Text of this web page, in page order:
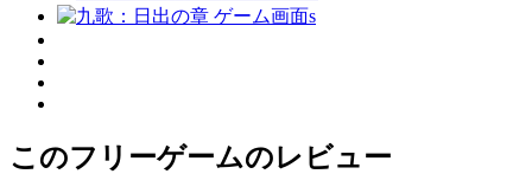
このフリーゲームのレビュー